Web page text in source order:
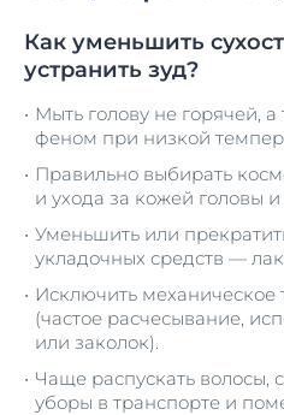
Как уменьшить
устранить зуд?
Мыть голову не горячей,
феном при низкой
Правильно выбирать
и ухода за кожей головы
Уменьшить или
укладочных средств —
Исключить
(частое расчесывание,
или заколок).
Чаще распускать волосы,
уборы в транспорте и